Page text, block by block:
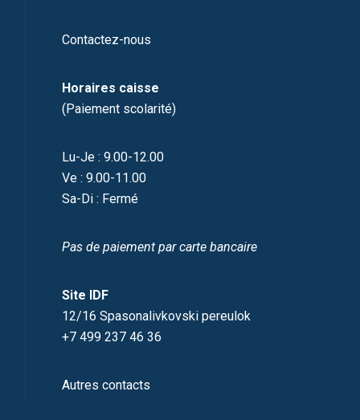
Contactez-nous
Horaires caisse
(Paiement scolarité)
Lu-Je : 9.00-12.00
Ve : 9.00-11.00
Sa-Di : Fermé
Pas de paiement par carte bancaire
Site IDF
12/16 Spasonalivkovski pereulok
+7 499 237 46 36
Autres contacts